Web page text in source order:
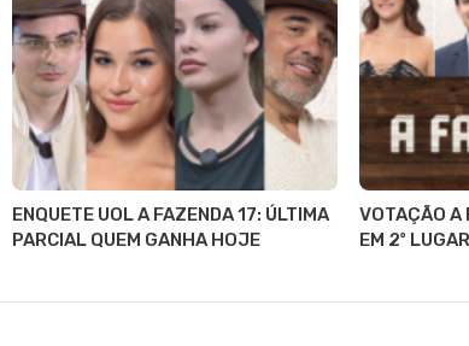
ENQUETE UOL A FAZENDA 17: ÚLTIMA
PARCIAL QUEM GANHA HOJE
VOTAÇÃO A
EM 2º